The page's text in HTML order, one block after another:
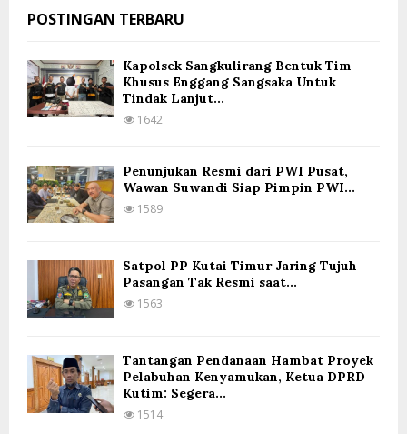
POSTINGAN TERBARU
Kapolsek Sangkulirang Bentuk Tim
Khusus Enggang Sangsaka Untuk
Tindak Lanjut...
1642
Penunjukan Resmi dari PWI Pusat,
Wawan Suwandi Siap Pimpin PWI...
1589
Satpol PP Kutai Timur Jaring Tujuh
Pasangan Tak Resmi saat...
1563
Tantangan Pendanaan Hambat Proyek
Pelabuhan Kenyamukan, Ketua DPRD
Kutim: Segera...
1514